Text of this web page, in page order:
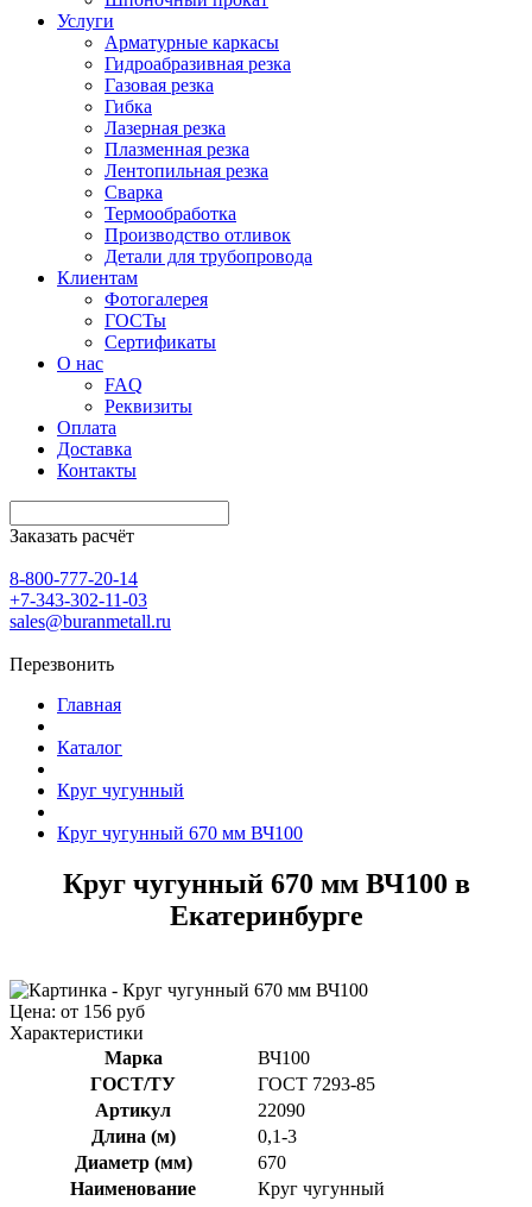
Услуги
Арматурные каркасы
Гидроабразивная резка
Газовая резка
Гибка
Лазерная резка
Плазменная резка
Лентопильная резка
Сварка
Термообработка
Производство отливок
Детали для трубопровода
Клиентам
Фотогалерея
ГОСТы
Сертификаты
О нас
FAQ
Реквизиты
Оплата
Доставка
Контакты
Заказать расчёт
8-800-777-20-14
+7-343-302-11-03
sales@buranmetall.ru
Перезвонить
Главная
Каталог
Круг чугунный
Круг чугунный 670 мм ВЧ100
Круг чугунный 670 мм ВЧ100 в
Екатеринбурге
Цена: от 156 руб
Характеристики
Марка
ВЧ100
ГОСТ/ТУ
ГОСТ 7293-85
Артикул
22090
Длина (м)
0,1-3
Диаметр (мм)
670
Наименование
Круг чугунный